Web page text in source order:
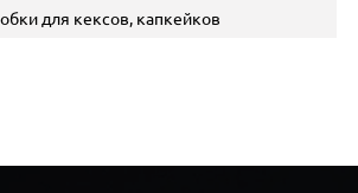
для кексов, капкейков